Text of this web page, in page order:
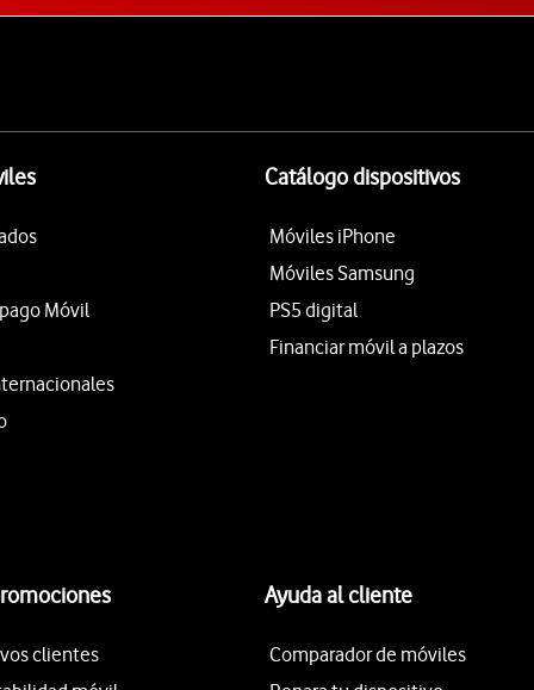
Móvil
Catálogo dispositivos
Móviles iPhone
Móviles Samsung
PS5 digital
Financiar móvil a plazos
clientes
Ayuda al cliente
Comparador de móviles